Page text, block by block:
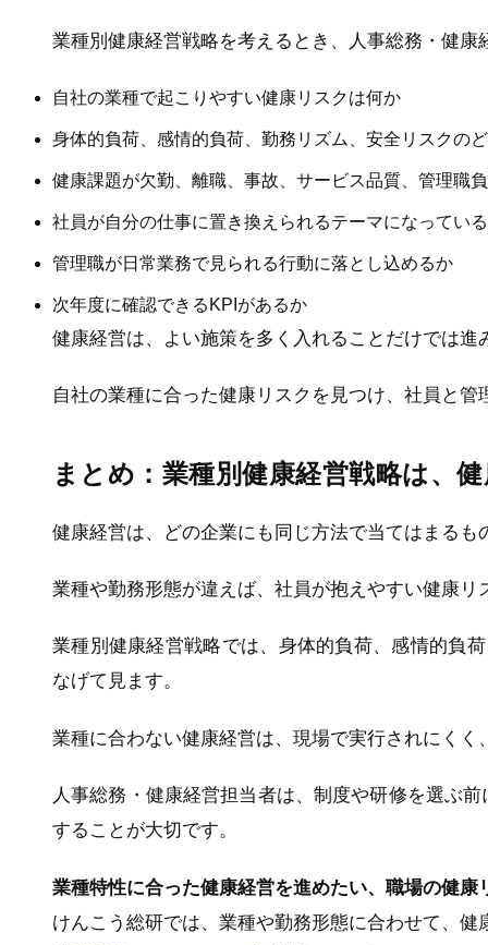
業種別健康経営戦略を考えるとき、人事総務・健
自社の業種で起こりやすい健康リスクは何か
身体的負荷、感情的負荷、勤務リズム、安全リスクの
健康課題が欠勤、離職、事故、サービス品質、管理職
社員が自分の仕事に置き換えられるテーマになってい
管理職が日常業務で見られる行動に落とし込めるか
次年度に確認できるKPIがあるか
健康経営は、よい施策を多く入れることだけでは進
自社の業種に合った健康リスクを見つけ、社員と
まとめ：業種別健康経営戦略は、
健康経営は、どの企業にも同じ方法で当てはまるも
業種や勤務形態が違えば、社員が抱えやすい健康リ
業種別健康経営戦略では、身体的負荷、感情的負
なげて見ます。
業種に合わない健康経営は、現場で実行されにくく
人事総務・健康経営担当者は、制度や研修を選ぶ
することが大切です。
業種特性に合った健康経営を進めたい、職場の健
けんこう総研では、業種や勤務形態に合わせて、